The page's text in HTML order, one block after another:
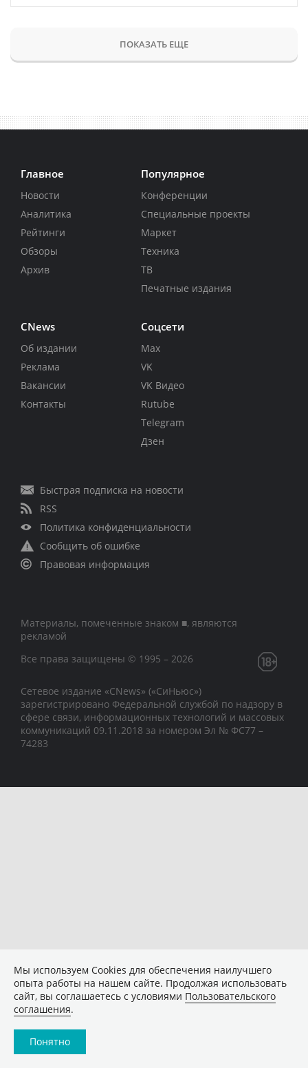
ПОКАЗАТЬ ЕЩЕ
Главное
Новости
Аналитика
Рейтинги
Обзоры
Архив
Популярное
Конференции
Специальные проекты
Маркет
Техника
ТВ
Печатные издания
CNews
Об издании
Реклама
Вакансии
Контакты
Соцсети
Max
VK
VK Видео
Rutube
Telegram
Дзен
Быстрая подписка на новости
RSS
Политика конфиденциальности
Сообщить об ошибке
Правовая информация
Материалы, помеченные знаком ■, являются
рекламой
Все права защищены © 1995 – 2026
Сетевое издание «CNews» («СиНьюс»)
зарегистрировано Федеральной службой по надзору в
сфере связи, информационных технологий и массовых
коммуникаций 09.11.2018 за номером Эл № ФС77 –
74283
Мы используем Сookies для обеспечения наилучшего
опыта работы на нашем сайте. Продолжая использовать
сайт, вы соглашаетесь с условиями Пользовательского
соглашения.
Понятно